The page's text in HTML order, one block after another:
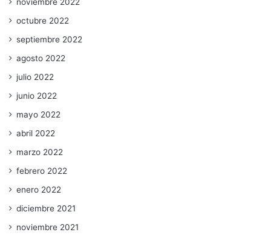
noviembre 2022
octubre 2022
septiembre 2022
agosto 2022
julio 2022
junio 2022
mayo 2022
abril 2022
marzo 2022
febrero 2022
enero 2022
diciembre 2021
noviembre 2021